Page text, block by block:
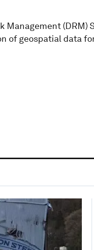
Management (DRM)
of geospatial data